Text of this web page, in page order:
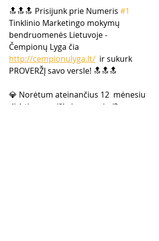
🔝🔝🔝 Prisijunk prie Numeris #1
Tinklinio Marketingo mokymų
bendruomenės Lietuvoje -
Čempionų Lyga čia
http://cempionulyga.lt/
  ir sukurk
PROVERŽĮ savo versle! 🔝🔝🔝
💎 Norėtum ateinančius 12  mėnesiu
dirbti asmeniškai su manimi?